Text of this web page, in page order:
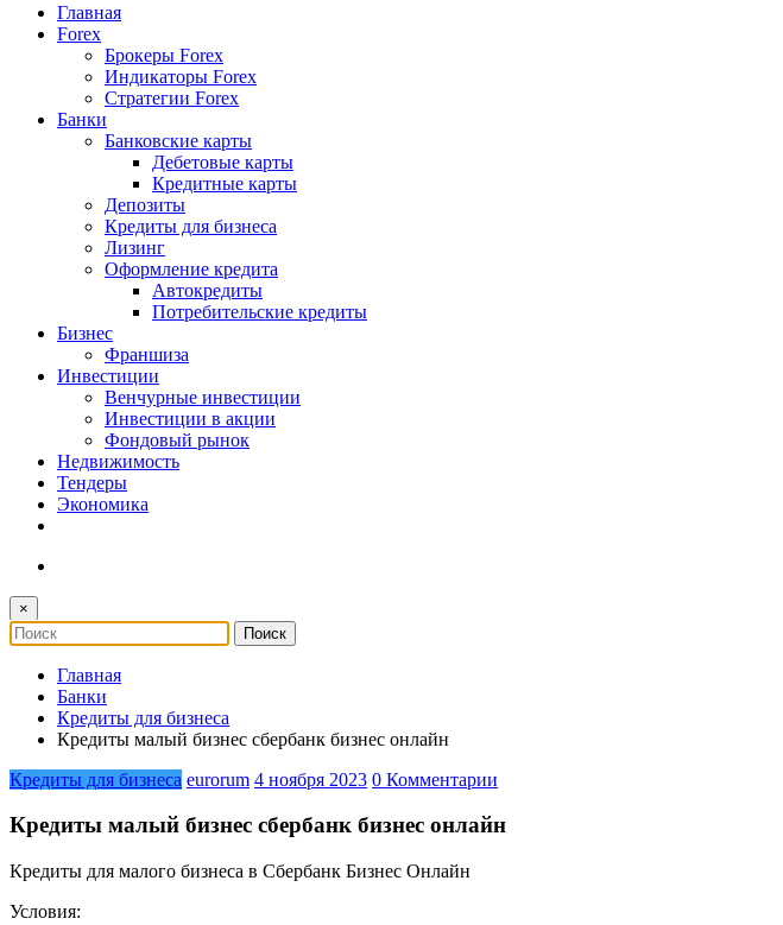
Главная
Forex
Брокеры Forex
Индикаторы Forex
Стратегии Forex
Банки
Банковские карты
Дебетовые карты
Кредитные карты
Депозиты
Кредиты для бизнеса
Лизинг
Оформление кредита
Автокредиты
Потребительские кредиты
Бизнес
Франшиза
Инвестиции
Венчурные инвестиции
Инвестиции в акции
Фондовый рынок
Недвижимость
Тендеры
Экономика
×
Главная
Банки
Кредиты для бизнеса
Кредиты малый бизнес сбербанк бизнес онлайн
Кредиты для бизнеса eurorum 4 ноября 2023 0 Комментарии
Кредиты малый бизнес сбербанк бизнес онлайн
Кредиты для малого бизнеса в Сбербанк Бизнес Онлайн
Условия: